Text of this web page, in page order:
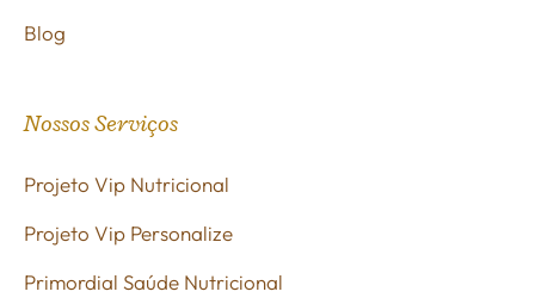
Blog
Nossos Serviços
Projeto Vip Nutricional
Projeto Vip Personalize
Primordial Saúde Nutricional